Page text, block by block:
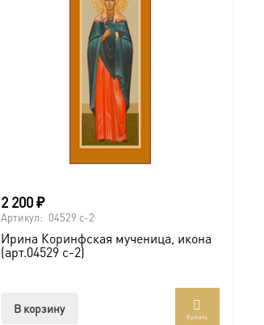
2 200₽
Артикул: 04529 с-2
Ирина Коринфская мученица, икона
(арт.04529 с-2)
В корзину
Купить